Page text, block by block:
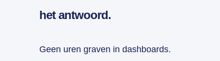
het antwoord.
Geen uren graven in dashboards.